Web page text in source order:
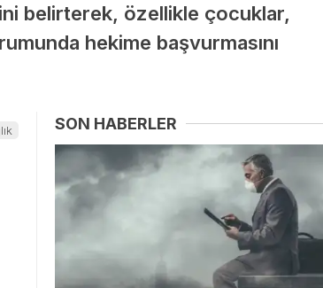
belirterek, özellikle çocuklar,
hekime başvurmasını
SON HABERLER